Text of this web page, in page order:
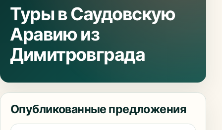
Туры в Саудовскую
Аравию из
Димитровграда
Опубликованные предложения